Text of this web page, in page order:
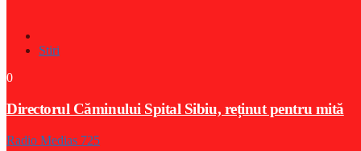
Stiri
0
Directorul Căminului Spital Sibiu, reținut pentru mită
Radio Medias 725